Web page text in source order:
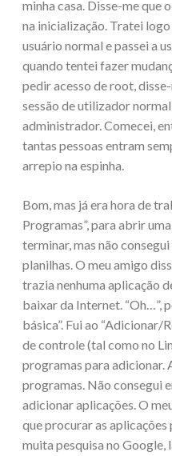
minha casa. Disse-me que
na inicialização. Tratei
usuário normal e passei a
quando tentei fazer
pedir acesso de root,
sessão de utilizador
administrador. Comecei,
tantas pessoas entram
arrepio na espinha.
Bom, mas já era hora de
Programas”, para abrir
terminar, mas não
planilhas. O meu amigo
trazia nenhuma aplicação
baixar da Internet. “Oh…”,
básica”. Fui ao “Adicionar/
de controle (tal como no
programas para adicionar.
programas. Não consegui
adicionar aplicações. O
que procurar as
muita pesquisa no Google,